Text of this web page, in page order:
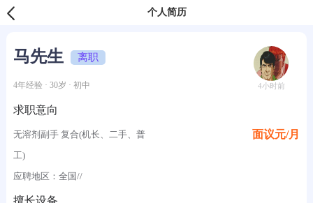
个人简历
马先生 离职
4年经验 · 30岁 · 初中 4小时前
求职意向
无溶剂副手 复合(机长、二手、普
工)
面议元/月
应聘地区：全国//
擅长设备